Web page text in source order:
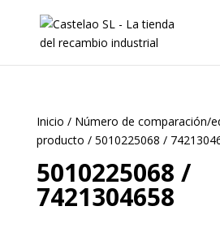
Inicio / Número de comparación/
producto / 5010225068 /
5010225068 /
7421304658